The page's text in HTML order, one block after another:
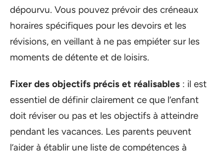
dépourvu. Vous pouvez prévoir des créneaux
horaires spécifiques pour les devoirs et les
révisions, en veillant à ne pas empiéter sur les
moments de détente et de loisirs.
Fixer des objectifs précis et réalisables : il est
essentiel de définir clairement ce que l’enfant
doit réviser ou pas et les objectifs à atteindre
pendant les vacances. Les parents peuvent
l’aider à établir une liste de compétences à